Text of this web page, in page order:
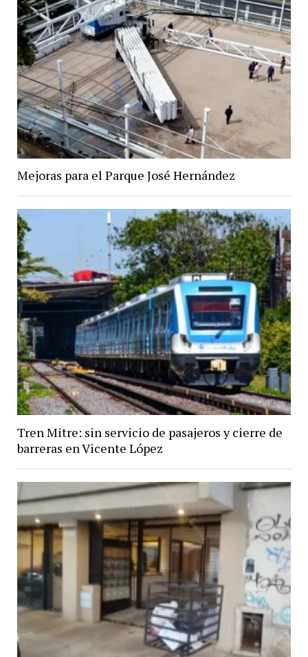
Mejoras para el Parque José Hernández
Tren Mitre: sin servicio de pasajeros y cierre de
barreras en Vicente López